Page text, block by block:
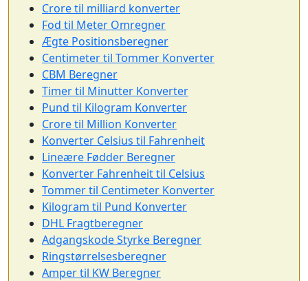
Crore til milliard konverter
Fod til Meter Omregner
Ægte Positionsberegner
Centimeter til Tommer Konverter
CBM Beregner
Timer til Minutter Konverter
Pund til Kilogram Konverter
Crore til Million Konverter
Konverter Celsius til Fahrenheit
Lineære Fødder Beregner
Konverter Fahrenheit til Celsius
Tommer til Centimeter Konverter
Kilogram til Pund Konverter
DHL Fragtberegner
Adgangskode Styrke Beregner
Ringstørrelsesberegner
Amper til KW Beregner